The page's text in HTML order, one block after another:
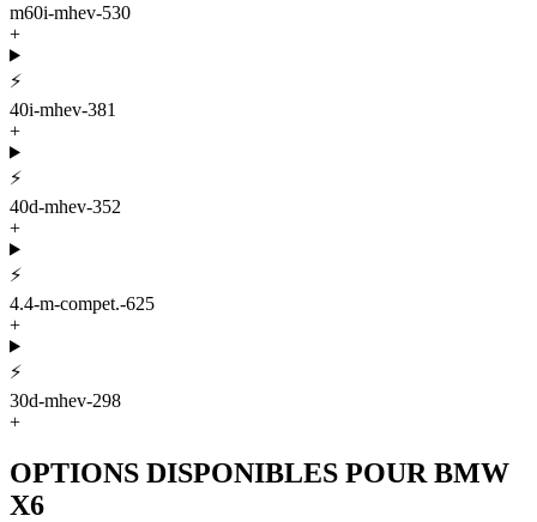
m60i-mhev-530
+
⚡
40i-mhev-381
+
⚡
40d-mhev-352
+
⚡
4.4-m-compet.-625
+
⚡
30d-mhev-298
+
OPTIONS DISPONIBLES POUR BMW
X6